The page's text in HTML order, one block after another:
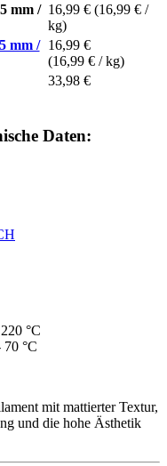
mm / 16,99 € (16,99 € /
kg)
mm /
16,99 €
(16,99 € / kg)
33,98 €
Daten:
°C
70 °C
mit mattierter Textur,
und die hohe Ästhetik